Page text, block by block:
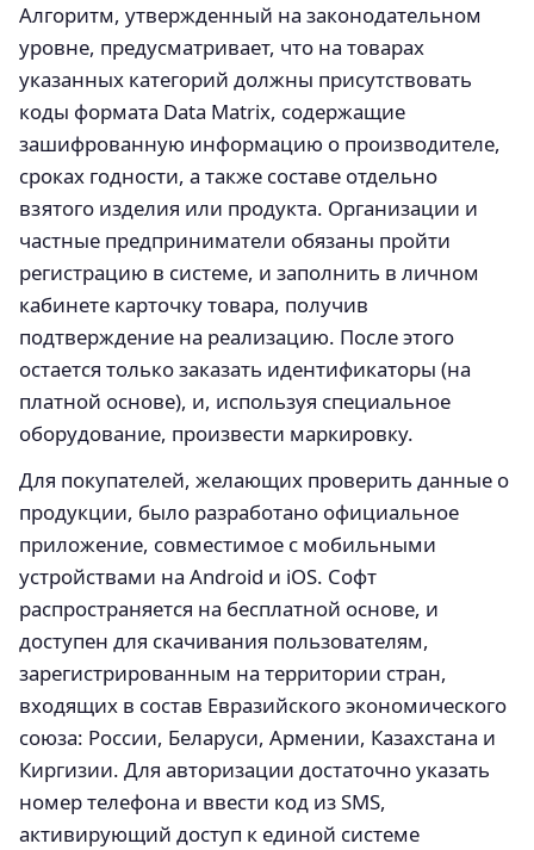
Алгоритм, утвержденный на законодательном
уровне, предусматривает, что на товарах
указанных категорий должны присутствовать
коды формата Data Matrix, содержащие
зашифрованную информацию о производителе,
сроках годности, а также составе отдельно
взятого изделия или продукта. Организации и
частные предприниматели обязаны пройти
регистрацию в системе, и заполнить в личном
кабинете карточку товара, получив
подтверждение на реализацию. После этого
остается только заказать идентификаторы (на
платной основе), и, используя специальное
оборудование, произвести маркировку.
Для покупателей, желающих проверить данные о
продукции, было разработано официальное
приложение, совместимое с мобильными
устройствами на Android и iOS. Софт
распространяется на бесплатной основе, и
доступен для скачивания пользователям,
зарегистрированным на территории стран,
входящих в состав Евразийского экономического
союза: России, Беларуси, Армении, Казахстана и
Киргизии. Для авторизации достаточно указать
номер телефона и ввести код из SMS,
активирующий доступ к единой системе